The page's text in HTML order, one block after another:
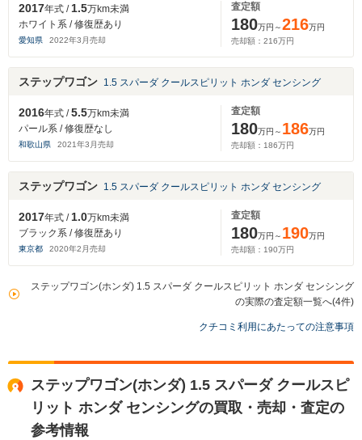
2017年式 /1.5万km未満
ホワイト系 / 修復歴あり
愛知県 2022年3 月売却
査定額
180万円～216万円
売却額： 216万円
ステップワゴン 1.5 スパーダ クールスピリット ホンダ センシング
2016年式 /5.5万km未満
パール系 / 修復歴なし
和歌山県 2021年3 月売却
査定額
180万円～ 186万円
売却額： 186万円
ステップワゴン 1.5 スパーダ クールスピリット ホンダ センシング
2017年式 /1.0万km未満
ブラック系 / 修復歴あり
東京都 2020年2 月売却
査定額
180万円～ 190万円
売却額： 190万円
ステップワゴン(ホンダ) 1.5 スパーダ クールスピリット ホンダ センシング
の実際の査定額一覧へ(4件)
クチコミ利用にあたっての注意事項
ステップワゴン(ホンダ) 1.5 スパーダ クールスピ
リット ホンダ センシングの買取・売却・査定の
参考情報